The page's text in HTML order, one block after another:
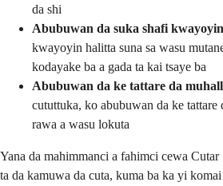
da shi
Abubuwan da suka shafi
kwayoyin halitta suna sa wasu
kodayake ba a gada ta kai tsaye ba
Abubuwan da ke tattare da
cututtuka, ko abubuwan da ke tattare
rawa a wasu lokuta
Yana da mahimmanci a fahimci cewa
ta da kamuwa da cuta, kuma ba ka yi